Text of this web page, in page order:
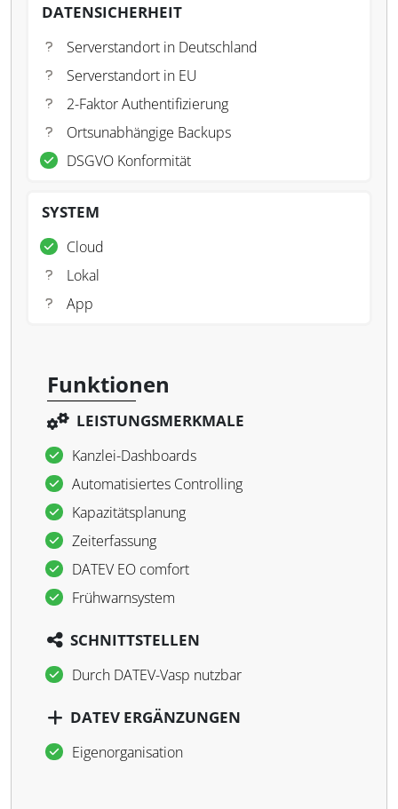
DATENSICHERHEIT
Serverstandort in Deutschland
Serverstandort in EU
2-Faktor Authentifizierung
Ortsunabhängige Backups
DSGVO Konformität
SYSTEM
Cloud
Lokal
App
Funktionen
LEISTUNGSMERKMALE
Kanzlei-Dashboards
Automatisiertes Controlling
Kapazitätsplanung
Zeiterfassung
DATEV EO comfort
Frühwarnsystem
SCHNITTSTELLEN
Durch DATEV-Vasp nutzbar
DATEV ERGÄNZUNGEN
Eigenorganisation